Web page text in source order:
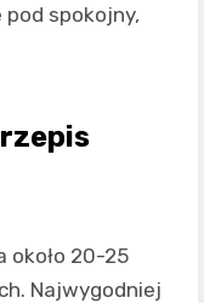
spokojny,
około 20-25
Najwygodniej